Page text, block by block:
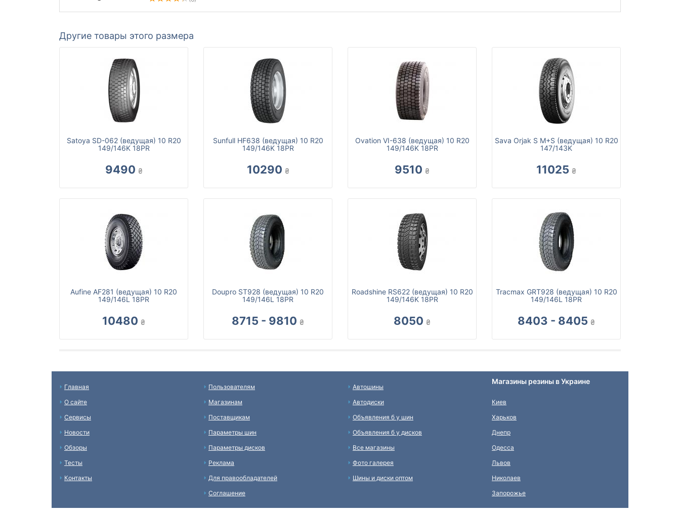
Другие товары этого размера
Satoya SD-062 (ведущая) 10 R20
149/146K 18PR
9490 ₴
Sunfull HF638 (ведущая) 10 R20
149/146K 18PR
10290 ₴
Ovation VI-638 (ведущая) 10 R20
149/146K 18PR
9510 ₴
Sava Orjak S M+S (ведущая) 10 R20
147/143K
11025 ₴
Aufine AF281 (ведущая) 10 R20
149/146L 18PR
10480 ₴
Doupro ST928 (ведущая) 10 R20
149/146L 18PR
8715 - 9810 ₴
Roadshine RS622 (ведущая) 10 R20
149/146K 18PR
8050 ₴
Tracmax GRT928 (ведущая) 10 R20
149/146L 18PR
8403 - 8405 ₴
Главная
О сайте
Сервисы
Новости
Обзоры
Тесты
Контакты
Пользователям
Магазинам
Поставщикам
Параметры шин
Параметры дисков
Реклама
Для правообладателей
Соглашение
Автошины
Автодиски
Объявления б у шин
Объявления б у дисков
Все магазины
Фото галерея
Шины и диски оптом
Магазины резины в Украине
Киев
Харьков
Днепр
Одесса
Львов
Николаев
Запорожье